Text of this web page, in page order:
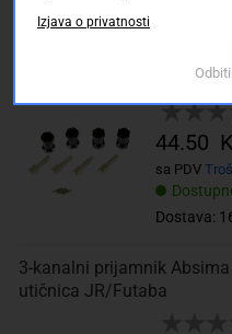
1:10 Aluminijum
kutni Absima + 20.0 mm
Dostava:
44.50
sa PDV
3-kanalni prijamnik Absima
utičnica JR/Futaba
Izjava o privatnosti
Odbiti